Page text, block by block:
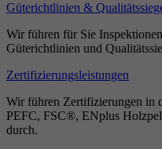
Güterichtlinien &
Wir führen für Sie
Güterichtlinien und
Zertifizierungsleistungen
Wir führen Zertifizierungen in
PEFC, FSC®, ENplus
durch.